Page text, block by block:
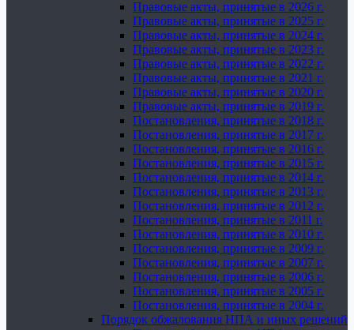
Правовые акты, принятые в 2026 г.
Правовые акты, принятые в 2025 г.
Правовые акты, принятые в 2024 г.
Правовые акты, принятые в 2023 г.
Правовые акты, принятые в 2022 г.
Правовые акты, принятые в 2021 г.
Правовые акты, принятые в 2020 г.
Правовые акты, принятые в 2019 г.
Постановления, принятые в 2018 г.
Постановления, принятые в 2017 г.
Постановления, принятые в 2016 г.
Постановления, принятые в 2015 г.
Постановления, принятые в 2014 г.
Постановления, принятые в 2013 г.
Постановления, принятые в 2012 г.
Постановления, принятые в 2011 г.
Постановления, принятые в 2010 г.
Постановления, принятые в 2009 г.
Постановления, принятые в 2007 г.
Постановления, принятые в 2006 г.
Постановления, принятые в 2005 г.
Постановления, принятые в 2004 г.
Порядок обжалования НПА и иных решений